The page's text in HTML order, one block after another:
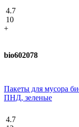
4.7
10
+
bio602078
Пакеты для мусора
ПНД, зеленые
4.7